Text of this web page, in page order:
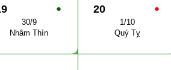
●
30/9
Nhâm Thìn
●
20
1/10
Quý Tỵ